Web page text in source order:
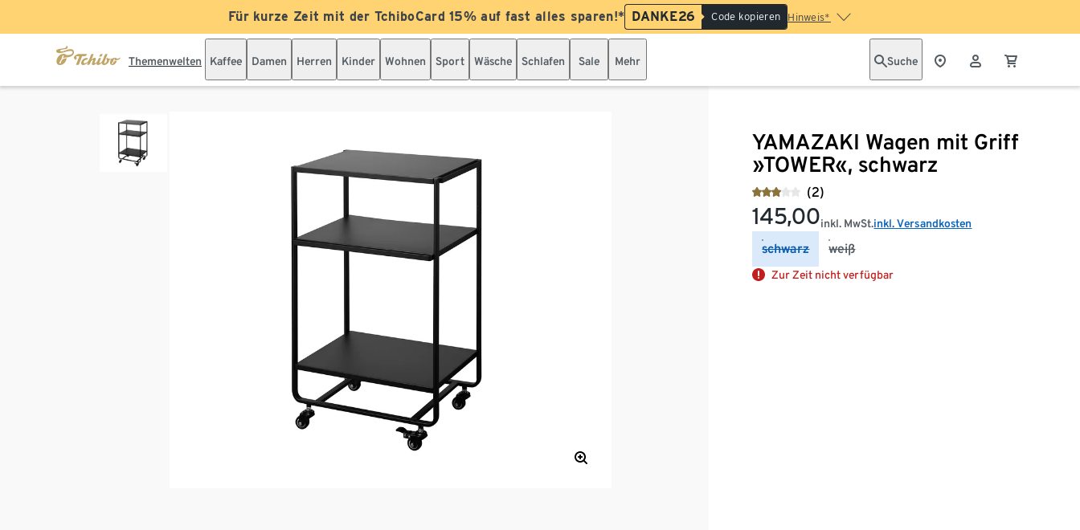
Für kurze Zeit mit der TchiboCard 15% auf fast alles sparen!* DANKE26 Code kopieren Hinweis*
Themenwelten Kaffee Damen Herren Kinder Wohnen Sport Wäsche Schlafen Sale Mehr Suche
YAMAZAKI Wagen mit Griff
»TOWER«, schwarz
(2)
145,00inkl. MwSt.inkl. Versandkosten
schwarz weiß
Zur Zeit nicht verfügbar